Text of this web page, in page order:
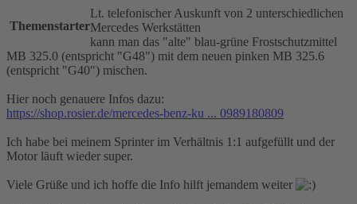
Themenstarter
Lt. telefonischer Auskunft von 2 unterschiedlichen
Mercedes Werkstätten
kann man das "alte" blau-grüne Frostschutzmittel
MB 325.0 (entspricht "G48") mit dem neuen pinken MB 325.6
(entspricht "G40") mischen.
Hier noch genauere Infos dazu:
https://shop.rosier.de/mercedes-benz-ku ... 0989180809
Ich habe bei meinem Sprinter im Verhältnis 1:1 aufgefüllt und der
Motor läuft wieder super.
Viele Grüße und ich hoffe die Info hilft jemandem weiter